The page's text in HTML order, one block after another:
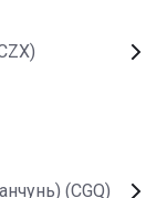
(CGQ)